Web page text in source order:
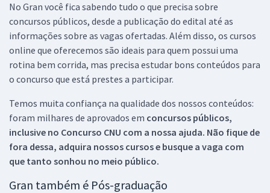
No Gran você fica sabendo tudo o que precisa sobre
concursos públicos, desde a publicação do edital até as
informações sobre as vagas ofertadas. Além disso, os cursos
online que oferecemos são ideais para quem possui uma
rotina bem corrida, mas precisa estudar bons conteúdos para
o concurso que está prestes a participar.
Temos muita confiança na qualidade dos nossos conteúdos:
foram milhares de aprovados em concursos públicos,
inclusive no Concurso CNU com a nossa ajuda. Não fique de
fora dessa, adquira nossos cursos e busque a vaga com
que tanto sonhou no meio público.
Gran também é Pós-graduação